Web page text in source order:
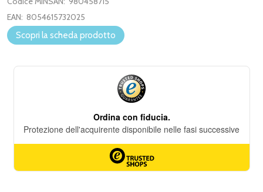
EAN: 8054615732025
Scopri la scheda prodotto